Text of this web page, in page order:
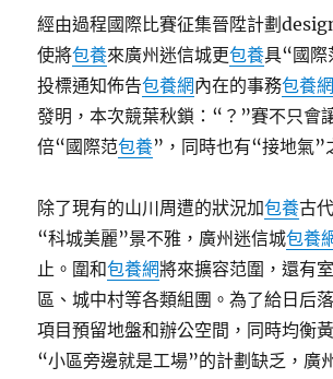
經由過程國際比賽征集晉陞計劃
使將包養來廣州迷信城更包養具“國際
投標通知佈告包養網內在的事務包養網
發明，本次競葉秋鎖：“？”賽不只會
倍“國際范包養”，同時也有“接地氣”
除了現有的山川周遭的狀況加包養古
“科城美麗”景不雅，廣州迷信城包養
止。圍和包養網將來擴容范圍，還有
區、城中村等各類組團。為了給日后
項目預留地盤和辦公空間，同時均衡
“小區旁邊就是工場”的計劃缺乏，廣